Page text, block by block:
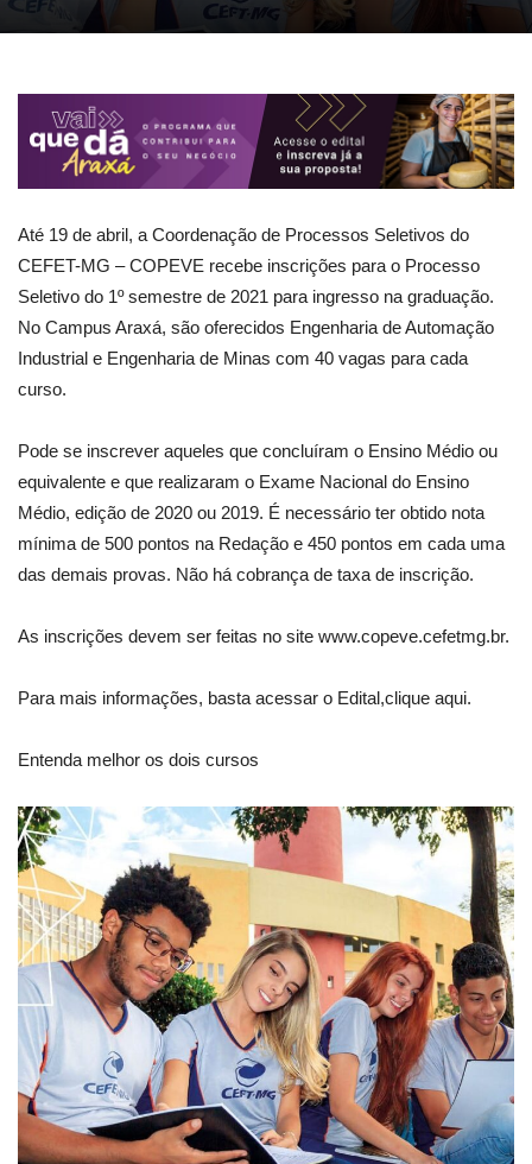
Até 19 de abril, a Coordenação de Processos Seletivos do
CEFET-MG – COPEVE recebe inscrições para o Processo
Seletivo do 1º semestre de 2021 para ingresso na graduação.
No Campus Araxá, são oferecidos Engenharia de Automação
Industrial e Engenharia de Minas com 40 vagas para cada
curso.
Pode se inscrever aqueles que concluíram o Ensino Médio ou
equivalente e que realizaram o Exame Nacional do Ensino
Médio, edição de 2020 ou 2019. É necessário ter obtido nota
mínima de 500 pontos na Redação e 450 pontos em cada uma
das demais provas. Não há cobrança de taxa de inscrição.
As inscrições devem ser feitas no site www.copeve.cefetmg.br.
Para mais informações, basta acessar o Edital,clique aqui.
Entenda melhor os dois cursos